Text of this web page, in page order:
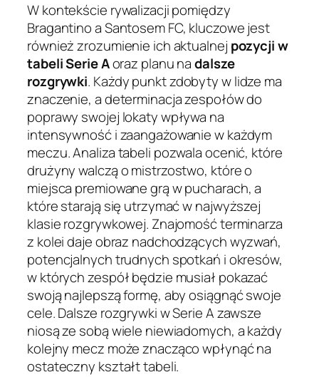
W kontekście rywalizacji pomiędzy
Bragantino a Santosem FC, kluczowe jest
również zrozumienie ich aktualnej pozycji w
tabeli Serie Aoraz planu nadalsze
rozgrywki. Każdy punkt zdobyty w lidze ma
znaczenie, a determinacja zespołów do
poprawy swojej lokaty wpływa na
intensywność i zaangażowanie w każdym
meczu. Analiza tabeli pozwala ocenić, które
drużyny walczą o mistrzostwo, które o
miejsca premiowane grą w pucharach, a
które starają się utrzymać w najwyższej
klasie rozgrywkowej. Znajomość terminarza
z kolei daje obraz nadchodzących wyzwań,
potencjalnych trudnych spotkań i okresów,
w których zespół będzie musiał pokazać
swoją najlepszą formę, aby osiągnąć swoje
cele. Dalsze rozgrywki w Serie A zawsze
niosą ze sobą wiele niewiadomych, a każdy
kolejny mecz może znacząco wpłynąć na
ostateczny kształt tabeli.